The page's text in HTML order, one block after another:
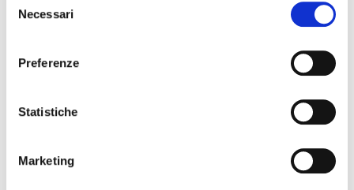
delNecessari
Preferenze
Statistiche
Marketing
Recent Comments
Archives